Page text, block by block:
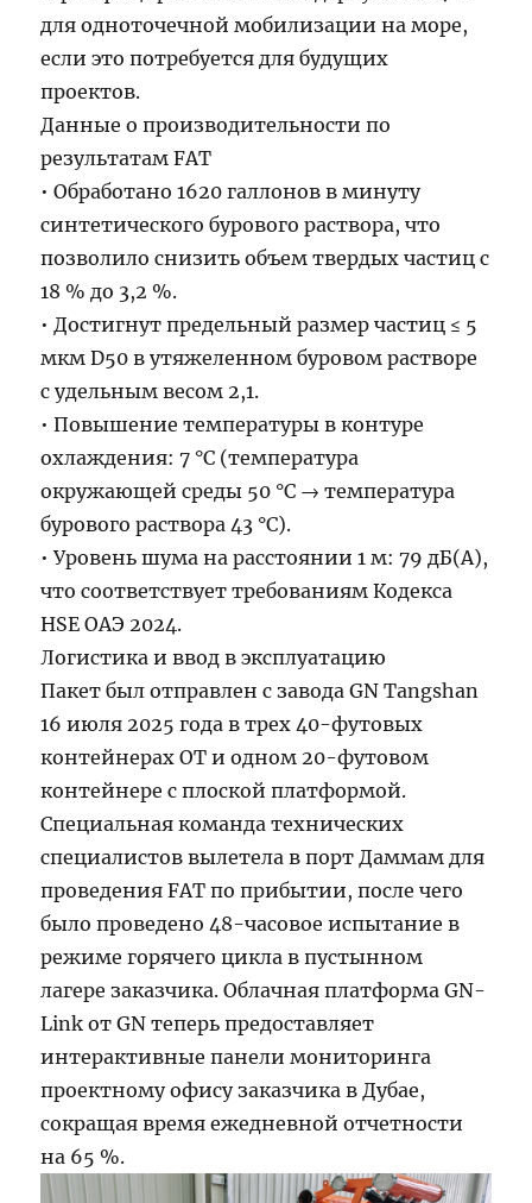
для одноточечной мобилизации на море,
если это потребуется для будущих
проектов.
Данные о производительности по
результатам FAT
• Обработано 1620 галлонов в минуту
синтетического бурового раствора, что
позволило снизить объем твердых частиц с
18 % до 3,2 %.
• Достигнут предельный размер частиц ≤ 5
мкм D50 в утяжеленном буровом растворе
с удельным весом 2,1.
• Повышение температуры в контуре
охлаждения: 7 °C (температура
окружающей среды 50 °C → температура
бурового раствора 43 °C).
• Уровень шума на расстоянии 1 м: 79 дБ(A),
что соответствует требованиям Кодекса
HSE ОАЭ 2024.
Логистика и ввод в эксплуатацию
Пакет был отправлен с завода GN Tangshan
16 июля 2025 года в трех 40-футовых
контейнерах OT и одном 20-футовом
контейнере с плоской платформой.
Специальная команда технических
специалистов вылетела в порт Даммам для
проведения FAT по прибытии, после чего
было проведено 48-часовое испытание в
режиме горячего цикла в пустынном
лагере заказчика. Облачная платформа GN-
Link от GN теперь предоставляет
интерактивные панели мониторинга
проектному офису заказчика в Дубае,
сокращая время ежедневной отчетности
на 65 %.